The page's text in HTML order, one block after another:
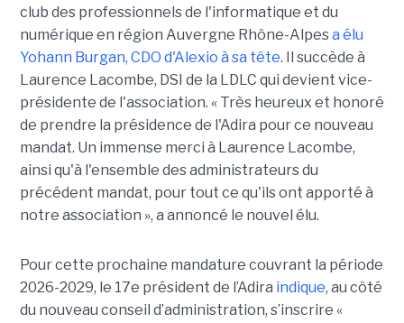
club des professionnels de l'informatique et du
numérique en région Auvergne Rhône-Alpesa élu
Yohann Burgan, CDO d'Alexio à sa tête. Il succède à
Laurence Lacombe, DSI de la LDLC qui devient vice-
présidente de l'association. « Très heureux et honoré
de prendre la présidence de l'Adira pour ce nouveau
mandat. Un immense merci à Laurence Lacombe,
ainsi qu'à l'ensemble des administrateurs du
précédent mandat, pour tout ce qu'ils ont apporté à
notre association », a annoncé le nouvel élu.
Pour cette prochaine mandature couvrant la période
2026-2029, le 17e président de l’Adira indique, au côté
du nouveau conseil d’administration, s’inscrire «